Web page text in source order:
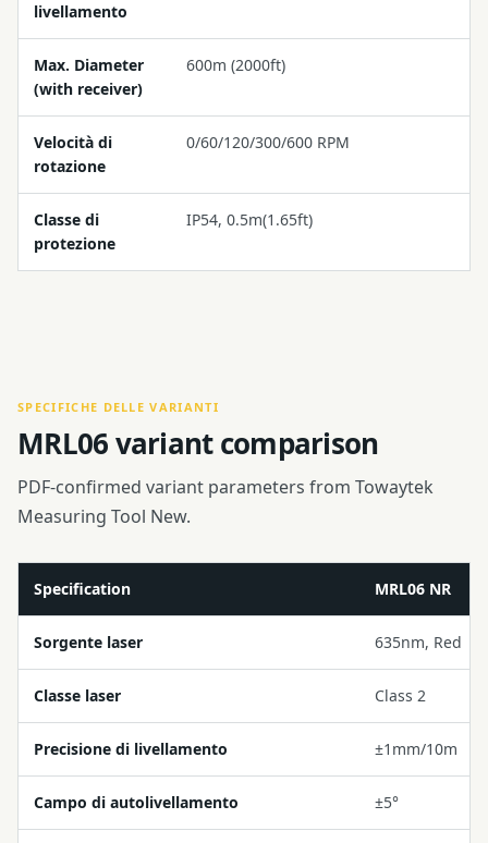
livellamento
Max. Diameter
(with receiver)
600m (2000ft)
Velocità di
rotazione
0/60/120/300/600 RPM
Classe di
protezione
IP54, 0.5m(1.65ft)
SPECIFICHE DELLE VARIANTI
MRL06 variant comparison
PDF-confirmed variant parameters from Towaytek
Measuring Tool New.
Specification MRL06 NR
Sorgente laser 635nm, Red
Classe laser Class 2
Precisione di livellamento ±1mm/10m
Campo di autolivellamento ±5°